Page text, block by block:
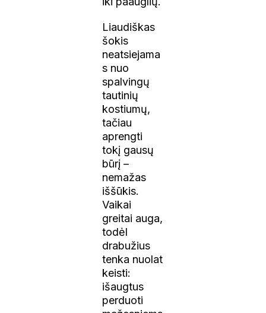
Liaudiškas
šokis
neatsiejama
s nuo
spalvingų
tautinių
kostiumų,
tačiau
aprengti
tokį gausų
būrį –
nemažas
iššūkis.
Vaikai
greitai auga,
todėl
drabužius
tenka nuolat
keisti:
išaugtus
perduoti